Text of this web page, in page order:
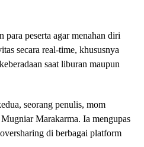
para peserta agar menahan diri
secara real-time, khususnya
saat liburan maupun
seorang penulis, mom
Marakarma. Ia mengupas
di berbagai platform